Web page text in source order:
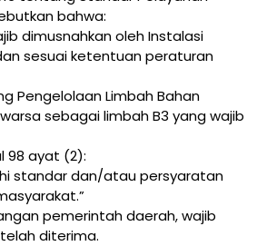
bahwa:
dimusnahkan oleh Instalasi
sesuai ketentuan peraturan
Pengelolaan Limbah Bahan
sebagai limbah B3 yang wajib
98 ayat (2):
standar dan/atau persyaratan
pemerintah daerah, wajib
diterima.